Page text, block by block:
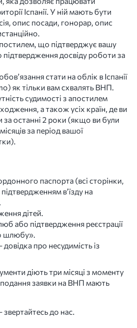
Іспанії. У ній мають бути
опис посади, гонорар, опис
що підтверджує вашу
підтвердження досвіду роботи за
стати на облік в Іспанії
як тільки вам схвалять ВНП.
судимості з апостилем
а також усіх країн, де ви
за останні 2 роки (якщо ви були
за період вашої
паспорта (всі сторінки,
в’їзду на
дітей.
або підтвердження реєстрації
шлюбу».
про несудимість із
діють три місяці з моменту
подання заявки на ВНП мають
до нас.